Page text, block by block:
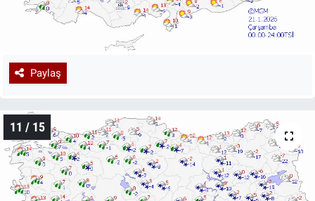
Paylaş
11 / 15